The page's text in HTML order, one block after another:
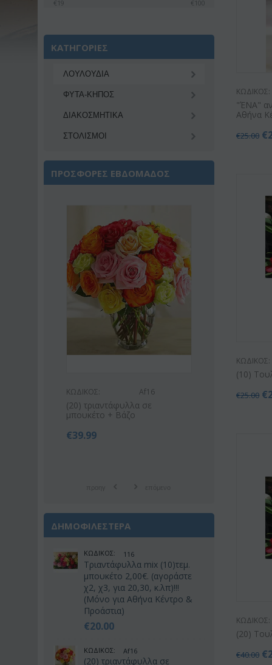
€ 19 € 100
ΚΑΤΗΓΟΡΙΕΣ
ΛΟΥΛΟΥΔΙΑ
ΦΥΤΑ-ΚΗΠΟΣ
ΔΙΑΚΟΣΜΗΤΙΚA
ΣΤΟΛΙΣΜΟΙ
ΠΡΟΣΦΟΡΕΣ ΕΒΔΟΜΑΔΟΣ
ΚΩΔΙΚΟΣ: Af9
Ροζ ή λευκό μπουκέτο με
οριένταλ λίλιουμ
€55.00
ΚΩΔΙΚΟΣ:
ΔΗΜΟΦΙΛΕΣΤΕΡΑ
ΚΩΔΙΚΟΣ: 116
Τριαντάφυλλα mix (10)τεμ.
μπουκέτο 2,00€. (αγοράστε
χ2, χ3, για 20,30, κ.λπ)!!!
(Μόνο για Αθήνα Κέντρο &
Προάστια)
€20.00
ΚΩΔΙΚΟΣ: Af16
(20) τριαντάφυλλα σε
ΚΩΔΙΚΟΣ:
"ΈΝΑ"
Αθήνα
€25.00 €
ΚΩΔΙΚΟΣ:
(10)
€25.00 €
ΚΩΔΙΚΟΣ:
(20)
€40.00 €